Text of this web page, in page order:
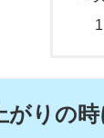
がりの